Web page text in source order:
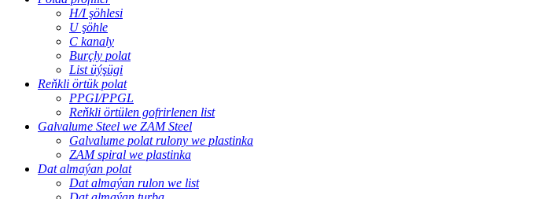
H/I şöhlesi
U şöhle
C kanaly
Burçly polat
List üýşügi
Reňkli örtük polat
PPGI/PPGL
Reňkli örtülen gofrirlenen list
Galvalume Steel we ZAM Steel
Galvalume polat rulony we plastinka
ZAM spiral we plastinka
Dat almaýan polat
Dat almaýan rulon we list